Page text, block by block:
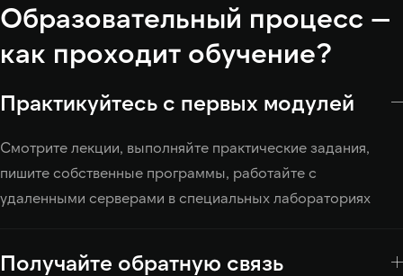
Образовательный процесс —
как проходит обучение?
Практикуйтесь с первых модулей
Смотрите лекции, выполняйте практические задания,
пишите собственные программы, работайте с
удаленными серверами в специальных лабораториях
Получайте обратную связь